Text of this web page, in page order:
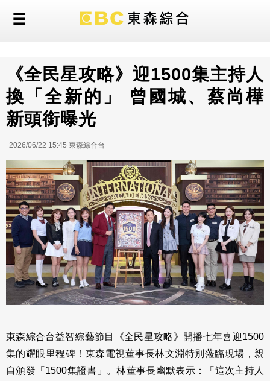
《全民星攻略》迎1500集主持人
換「全新的」 曾國城、蔡尚樺
新頭銜曝光
2026/06/22 15:45 東森綜合台
東森綜合台益智綜藝節目《全民星攻略》開播七年喜迎1500
集的耀眼里程碑！東森電視董事長林文淵特別蒞臨現場，親
自頒發「1500集證書」。林董事長幽默表示：「這次主持人